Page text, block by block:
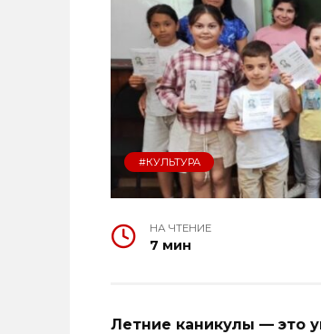
#КУЛЬТУРА
НА ЧТЕНИЕ
7 мин
Летние каникулы — это